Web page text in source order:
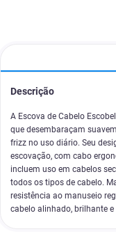
Descrição
A Escova de Cabelo
que desembaraçam
frizz no uso diário. Seu
escovação, com cabo
incluem uso em cabelos
todos os tipos de cabelo.
resistência ao manuseio
cabelo alinhado, brilhante